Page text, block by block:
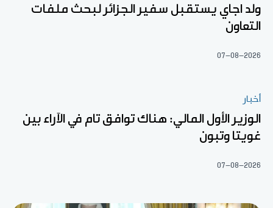
ولد اجاي يستقبل سفير الجزائر لبحث ملفات
التعاون
07-08-2026
أخبار
الوزير الأول المالي: هناك توافق تام في الآراء بين
غويتا وتبون
07-08-2026